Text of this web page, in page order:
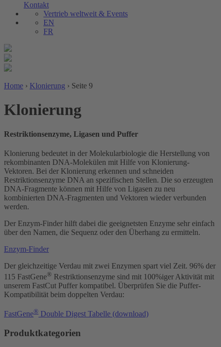
Kontakt
Vertrieb weltweit & Events
EN
FR
Home › Klonierung › Seite 9
Klonierung
Restriktionsenzyme, Ligasen und Puffer
Klonierung bedeutet in der Molekularbiologie die Herstellung von
rekombinanten DNA-Molekülen mit Hilfe von Klonierung-
Vektoren. Bei der Klonierung erkennen und schneiden
Restriktionsenzyme DNA an spezifischen Stellen. Die so erzeugten
DNA-Fragmente können mit Hilfe von Ligasen zu neu
kombinierten DNA-Fragmenten und Vektoren wieder verbunden
werden.
Der Enzym-Finder hilft dabei die geeignetsten Enzyme sehr einfach
über den Namen, die Sequenz oder den Überhang zu ermitteln.
Enzym-Finder
Der gleichzeitige Verdau mit zwei Enzymen spart viel Zeit. 96% der
115 FastGene® Restriktionsenzyme sind mit 100%iger Aktivität mit
unserem FastCut Puffer kompatibel. Überprüfen Sie die Puffer-
Kompatibilität beim doppelten Verdau:
FastGene® Double Digest Tabelle (download)
Produktkategorien